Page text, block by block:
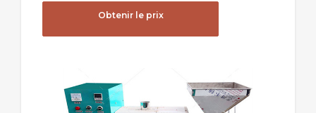
Obtenir le prix